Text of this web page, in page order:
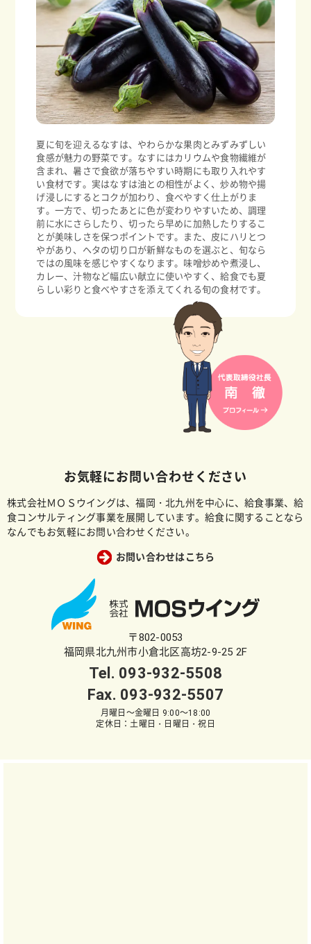
夏に旬を迎えるなすは、やわらかな果肉とみずみずしい
食感が魅力の野菜です。なすにはカリウムや食物繊維が
含まれ、暑さで食欲が落ちやすい時期にも取り入れやす
い食材です。実はなすは油との相性がよく、炒め物や揚
げ浸しにするとコクが加わり、食べやすく仕上がりま
す。一方で、切ったあとに色が変わりやすいため、調理
前に水にさらしたり、切ったら早めに加熱したりするこ
とが美味しさを保つポイントです。また、皮にハリとつ
やがあり、ヘタの切り口が新鮮なものを選ぶと、旬なら
ではの風味を感じやすくなります。味噌炒めや煮浸し、
カレー、汁物など幅広い献立に使いやすく、給食でも夏
らしい彩りと食べやすさを添えてくれる旬の食材です。
お気軽にお問い合わせください
株式会社ＭＯＳウイングは、福岡・北九州を中心に、給食事業、給
食コンサルティング事業を展開しています。給食に関することなら
なんでもお気軽にお問い合わせください。
お問い合わせはこちら
〒802-0053
福岡県北九州市小倉北区高坊2-9-25 2F
Tel. 093-932-5508
Fax. 093-932-5507
月曜日～金曜日 9:00～18:00
定休日：土曜日・日曜日・祝日